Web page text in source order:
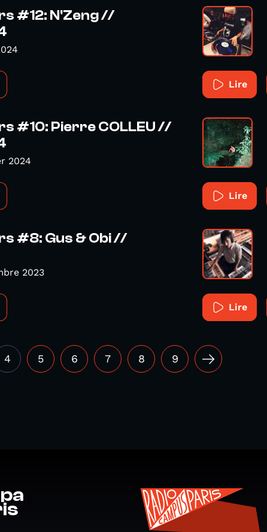
#12: N'Zeng //
Lire
#10: Pierre COLLEU //
2024
Lire
#8: Gus & Obi //
2023
Lire
4 5 6 7 8 9
pa